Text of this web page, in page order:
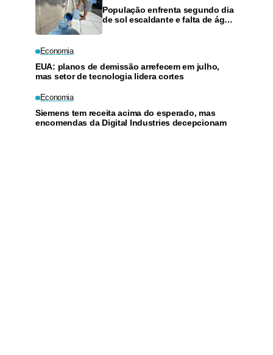
População enfrenta segundo dia
de sol escaldante e falta de água
Economia
EUA: planos de demissão arrefecem em julho,
mas setor de tecnologia lidera cortes
Economia
Siemens tem receita acima do esperado, mas
encomendas da Digital Industries decepcionam